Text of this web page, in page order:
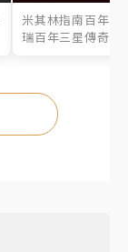
米其林指南百年之
瑞百年三星傳奇、